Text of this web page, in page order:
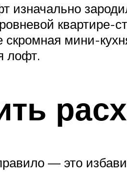
изначально
квартире-
скромная мини-
лофт.
— это